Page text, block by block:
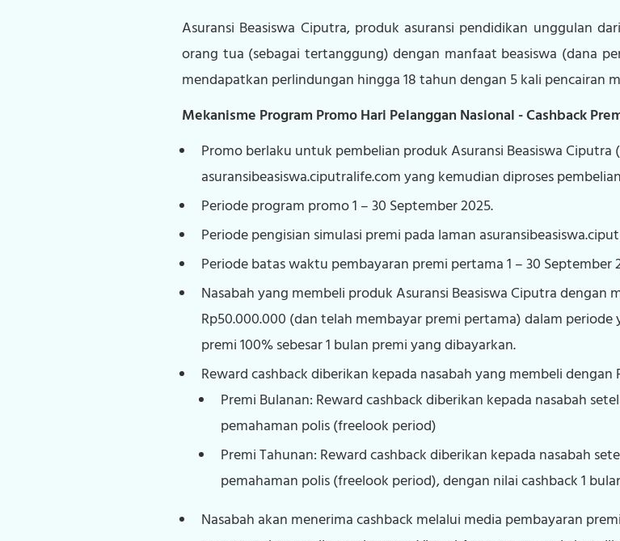
Asuransi Beasiswa Ciputra, produk asuransi pendidikan unggulan
orang tua (sebagai tertanggung) dengan manfaat beasiswa (dana
mendapatkan perlindungan hingga 18 tahun dengan 5 kali pencairan
Mekanisme Program Promo Hari Pelanggan Nasional - Cashback
Promo berlaku untuk pembelian produk Asuransi Beasiswa
asuransibeasiswa.ciputralife.com yang kemudian diproses
Periode program promo 1 – 30 September 2025.
Periode pengisian simulasi premi pada laman
Periode batas waktu pembayaran premi pertama 1 – 30 September
Nasabah yang membeli produk Asuransi Beasiswa Ciputra
Rp50.000.000 (dan telah membayar premi pertama) dalam
premi 100% sebesar 1 bulan premi yang dibayarkan.
Reward cashback diberikan kepada nasabah yang membeli
Premi Bulanan: Reward cashback diberikan kepada nasabah
pemahaman polis (freelook period)
Premi Tahunan: Reward cashback diberikan kepada nasabah
pemahaman polis (freelook period), dengan nilai cashback 1
Nasabah akan menerima cashback melalui media pembayaran